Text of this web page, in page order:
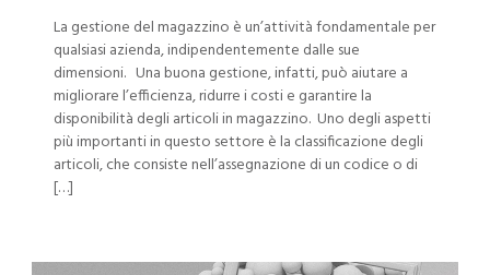
La gestione del magazzino è un’attività fondamentale per
qualsiasi azienda, indipendentemente dalle sue
dimensioni. Una buona gestione, infatti, può aiutare a
migliorare l’efficienza, ridurre i costi e garantire la
disponibilità degli articoli in magazzino. Uno degli aspetti
più importanti in questo settore è la classificazione degli
articoli, che consiste nell’assegnazione di un codice o di
[…]